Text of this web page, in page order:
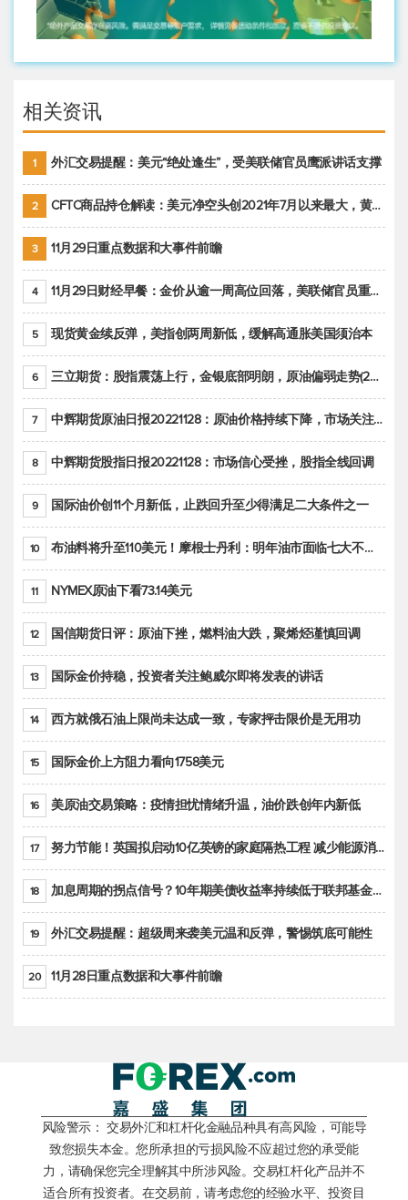
相关资讯
1 外汇交易提醒：美元“绝处逢生”，受美联储官员鹰派讲话支撑
2 CFTC商品持仓解读：美元净空头创2021年7月以来最大，黄金期货投机性净多头头寸减少
3 11月29日重点数据和大事件前瞻
4 11月29日财经早餐：金价从逾一周高位回落，美联储官员重申鹰派立场推动美元回升
5 现货黄金续反弹，美指创两周新低，缓解高通胀美国须治本
6 三立期货：股指震荡上行，金银底部明朗，原油偏弱走势(20221128收评)
7 中辉期货原油日报20221128：原油价格持续下降，市场关注OPEC+新一轮产能政策
8 中辉期货股指日报20221128：市场信心受挫，股指全线回调
9 国际油价创11个月新低，止跌回升至少得满足二大条件之一
10 布油料将升至110美元！摩根士丹利：明年油市面临七大不确定性
11 NYMEX原油下看73.14美元
12 国信期货日评：原油下挫，燃料油大跌，聚烯烃谨慎回调
13 国际金价持稳，投资者关注鲍威尔即将发表的讲话
14 西方就俄石油上限尚未达成一致，专家抨击限价是无用功
15 国际金价上方阻力看向1758美元
16 美原油交易策略：疫情担忧情绪升温，油价跌创年内新低
17 努力节能！英国拟启动10亿英镑的家庭隔热工程 减少能源消耗
18 加息周期的拐点信号？10年期美债收益率持续低于联邦基金利率目标区间
19 外汇交易提醒：超级周来袭美元温和反弹，警惕筑底可能性
20 11月28日重点数据和大事件前瞻
风险警示： 交易外汇和杠杆化金融品种具有高风险，可能导
致您损失本金。您所承担的亏损风险不应超过您的承受能
力，请确保您完全理解其中所涉风险。交易杠杆化产品并不
适合所有投资者。在交易前，请考虑您的经验水平、投资目